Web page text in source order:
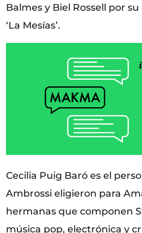
Balmes y Biel Rossell por
‘La Mesías’.
Cecilia Puig Baró es el
Ambrossi eligieron para
hermanas que componen
música pop, electrónica y